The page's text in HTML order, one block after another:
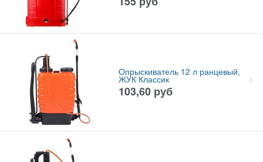
Опрыскиватель 12 л ранцевый,
ЖУК Классик
103,60 руб